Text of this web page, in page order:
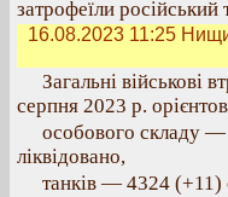
затрофеїли російський
16.08.2023 11:25
Загальні військові
серпня 2023 р.
особового складу
ліквідовано,
танків — 4324 (+11)